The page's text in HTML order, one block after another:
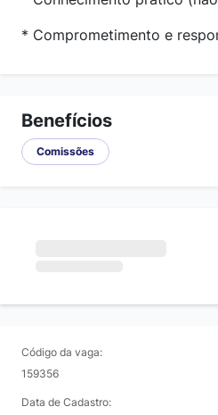
* Comprometimento e
Benefícios
Comissões
Código da vaga:
159356
Data de Cadastro: